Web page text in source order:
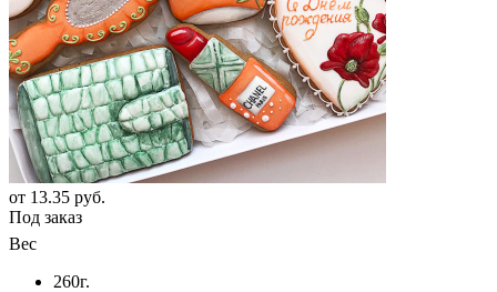
от 13.35 руб.
Под заказ
Вес
260г.